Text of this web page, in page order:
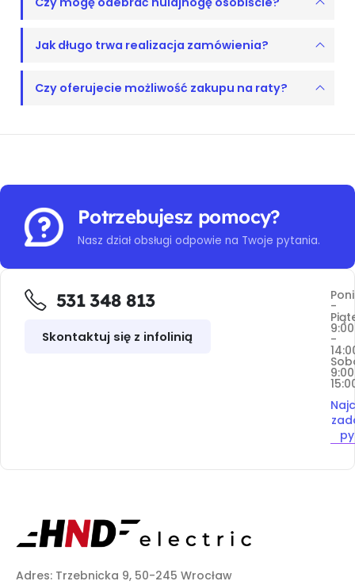
Jak długo trwa realizacja zamówienia?
Czy oferujecie możliwość zakupu na raty?
Potrzebujesz pomocy?
Nasz dział obsługi odpowie na Twoje pytania.
531 348 813
Skontaktuj się z infolinią
-
9:00
-
Adres: Trzebnicka 9, 50-245 Wrocław